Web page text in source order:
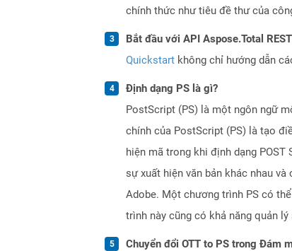
chính thức như tiêu đề thư của
Bắt đầu với API Aspose.Total
Quickstart không chỉ hướng dẫn
Định dạng PS là gì?
PostScript (PS) là một ngôn ngữ
chính của PostScript (PS) là tạo
hiện mã trong khi định dạng
sự xuất hiện văn bản khác nhau
Adobe. Một chương trình PS có
trình này cũng có khả năng quản
Chuyển đổi OTT to PS trong Đám